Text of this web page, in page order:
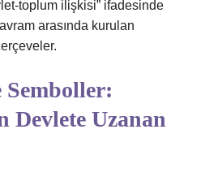
toplum ilişkisi” ifadesinde
arasında kurulan
Devlete Uzanan